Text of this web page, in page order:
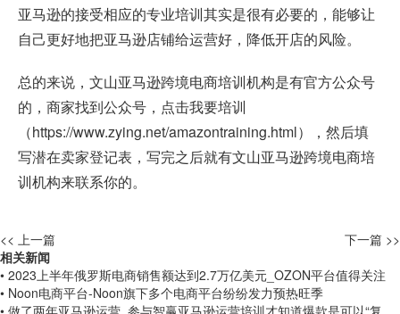
亚马逊的接受相应的专业培训其实是很有必要的，能够让
自己更好地把亚马逊店铺给运营好，降低开店的风险。
总的来说，文山亚马逊跨境电商培训机构是有官方公众号
的，商家找到公众号，点击我要培训
（https://www.zying.net/amazontraining.html），然后填
写潜在卖家登记表，写完之后就有文山亚马逊跨境电商培
训机构来联系你的。
<< 上一篇
下一篇 >>
相关新闻
• 2023上半年俄罗斯电商销售额达到2.7万亿美元_OZON平台值得关注
• Noon电商平台-Noon旗下多个电商平台纷纷发力预热旺季
• 做了两年亚马逊运营_参与智赢亚马逊运营培训才知道爆款是可以“复